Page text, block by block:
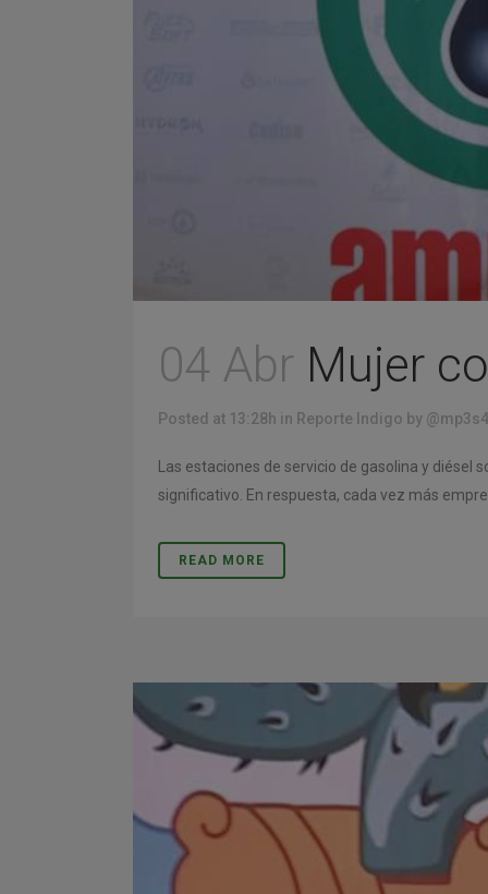
04 Abr Mujer
Posted at 13:28h in Reporte Indigo by
Las estaciones de servicio de gasolina y
significativo. En respuesta, cada vez más
READ MORE